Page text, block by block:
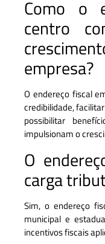
Como o
centro
empresa?
O endereço fiscal
credibilidade,
possibilitar
impulsionam o
O
carga
Sim, o endereço
municipal e
incentivos fiscais